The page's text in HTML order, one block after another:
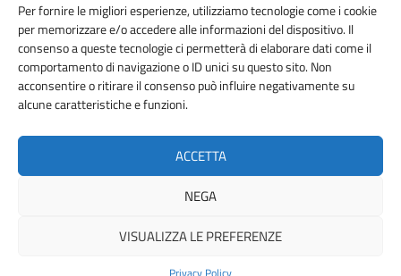
Per fornire le migliori esperienze, utilizziamo tecnologie come i cookie
per memorizzare e/o accedere alle informazioni del dispositivo. Il
consenso a queste tecnologie ci permetterà di elaborare dati come il
comportamento di navigazione o ID unici su questo sito. Non
acconsentire o ritirare il consenso può influire negativamente su
alcune caratteristiche e funzioni.
ACCETTA
NEGA
VISUALIZZA LE PREFERENZE
AMMINISTRAZIONE TRASPARENTE PRIVACY POLICY
Dichiarazione di accessibilità
© 2026 ORDINE DEGLI INGEGNERI DELLA PROVINCIA DI ROVIGO |